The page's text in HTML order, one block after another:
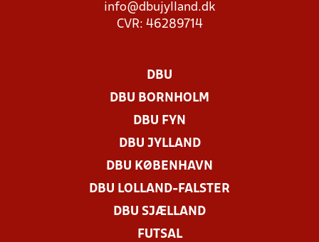
info@dbujylland.dk
CVR: 46289714
DBU
DBU BORNHOLM
DBU FYN
DBU JYLLAND
DBU KØBENHAVN
DBU LOLLAND-FALSTER
DBU SJÆLLAND
FUTSAL